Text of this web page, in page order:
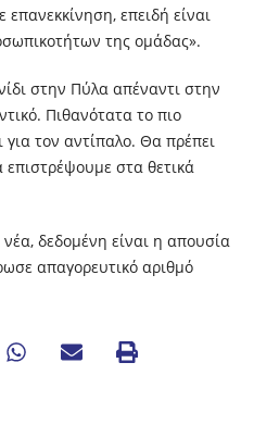
επειδή είναι
της ομάδας».
στην Πύλα απέναντι στην
Πιθανότατα το πιο
για τον αντίπαλο. Θα πρέπει
στα θετικά
δεδομένη είναι η απουσία
απαγορευτικό αριθμό